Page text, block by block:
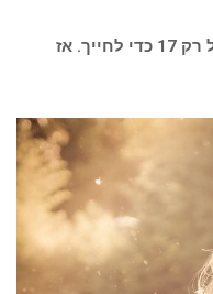
20. צריך 43 שרירים כדי לבכות, אבל רק 17 כדי לחייך. אז